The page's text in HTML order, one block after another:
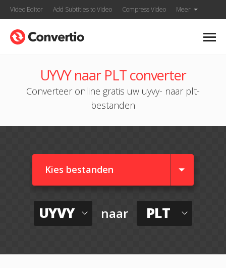
Video Editor Add Subtitles to Video Compress Video Meer
UYVY naar PLT converter
Converteer online gratis uw uyvy- naar plt-
bestanden
Kies bestanden
UYVY naar PLT